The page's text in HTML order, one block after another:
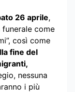
26 aprile,
come
così come
fine del
nessuna
i più